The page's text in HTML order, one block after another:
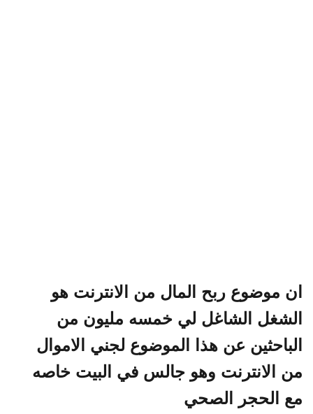
ان موضوع ربح المال من الانترنت هو
الشغل الشاغل لي خمسه مليون من
الباحثين عن هذا الموضوع لجني الاموال
من الانترنت وهو جالس في البيت خاصه
مع الحجر الصحي